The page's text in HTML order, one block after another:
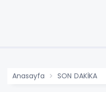
Anasayfa SON DAKİKA